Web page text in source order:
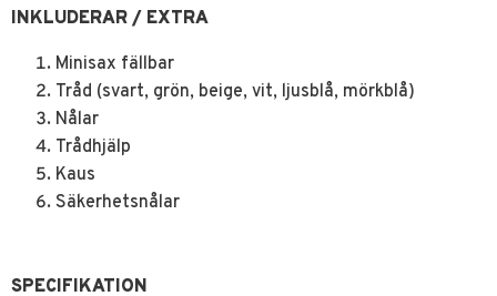
INKLUDERAR / EXTRA
Minisax fällbar
Tråd (svart, grön, beige, vit, ljusblå, mörkblå)
Nålar
Trådhjälp
Kaus
Säkerhetsnålar
SPECIFIKATION